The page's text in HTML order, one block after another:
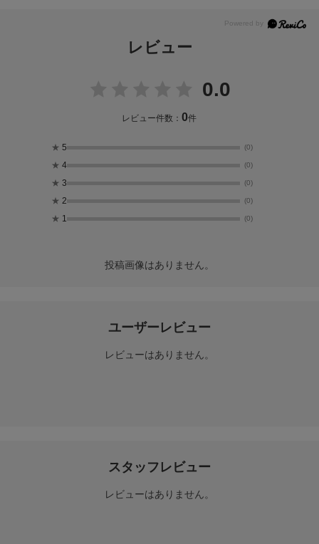
レビュー
0.0
レビュー件数：0件
★ 5 (0)
★ 4 (0)
★ 3 (0)
★ 2 (0)
★ 1 (0)
投稿画像はありません。
ユーザーレビュー
レビューはありません。
スタッフレビュー
レビューはありません。